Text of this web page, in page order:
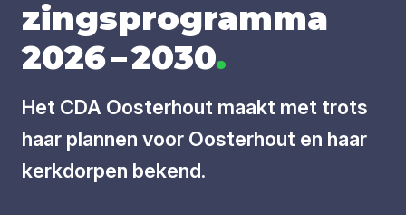
zings­pro­gram­ma
2026–2030.
Het CDA Oosterhout maakt met trots
haar plannen voor Oosterhout en haar
kerkdorpen bekend.